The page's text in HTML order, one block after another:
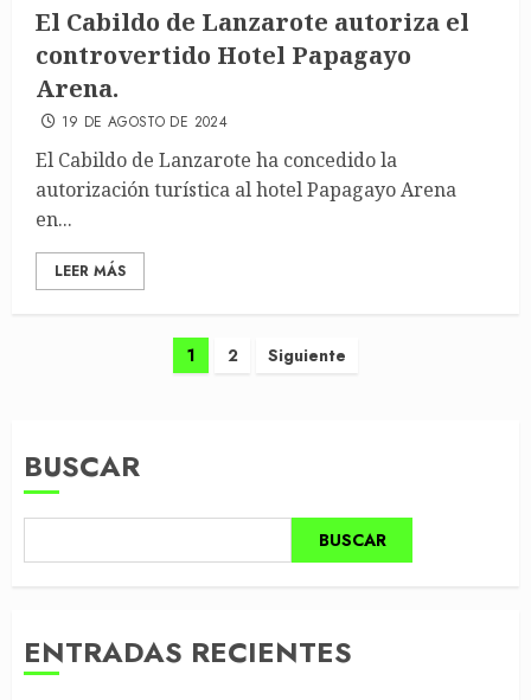
El Cabildo de Lanzarote autoriza el
controvertido Hotel Papagayo
Arena.
19 DE AGOSTO DE 2024
El Cabildo de Lanzarote ha concedido la
autorización turística al hotel Papagayo Arena
en...
LEER MÁS
1 2 Siguiente
BUSCAR
BUSCAR
ENTRADAS RECIENTES